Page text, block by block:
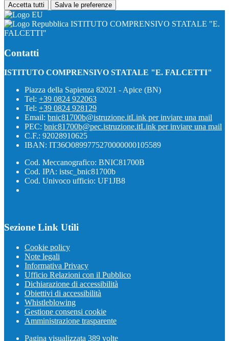
Accetta tutti Salva le preferenze
ISTITUTO COMPRENSIVO STATALE "E.
FALCETTI"
Contatti
ISTITUTO COMPRENSIVO STATALE "E. FALCETTI"
Piazza della Sapienza 82021 - Apice (BN)
Tel: +39 0824 922063
Tel: +39 0824 928129
Email: bnic81700b@istruzione.itLink per inviare una mail
PEC: bnic81700b@pec.istruzione.itLink per inviare una mail
C.F.: 92028910625
IBAN: IT36O0899775270000000105589
Cod. Meccanografico: BNIC81700B
Cod. IPA: istsc_bnic81700b
Cod. Univoco ufficio: UF1JB8
Sezione Link Utili
Cookie policy
Note legali
Informativa Privacy
Ufficio Relazioni con il Pubblico
Dichiarazione di accessibilità
Obiettivi di accessibilità
Whistleblowing
Gestione consensi cookie
Amministrazione trasparente
Pagina visualizzata 389 volte